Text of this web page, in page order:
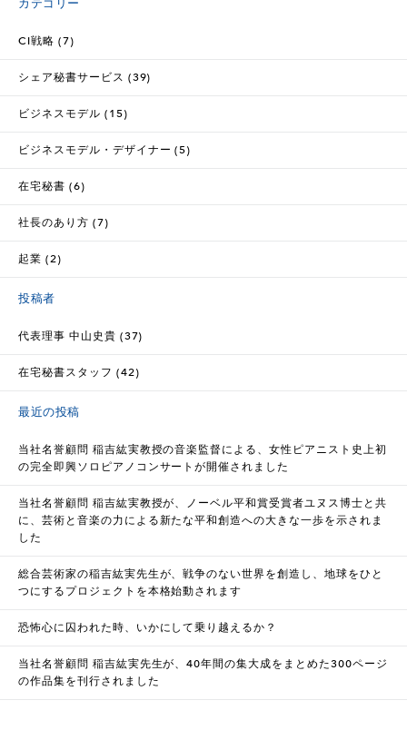
カテゴリー
CI戦略 (7)
シェア秘書サービス (39)
ビジネスモデル (15)
ビジネスモデル・デザイナー (5)
在宅秘書 (6)
社長のあり方 (7)
起業 (2)
投稿者
代表理事 中山史貴 (37)
在宅秘書スタッフ (42)
最近の投稿
当社名誉顧問 稲吉紘実教授の音楽監督による、女性ピアニスト史上初
の完全即興ソロピアノコンサートが開催されました
当社名誉顧問 稲吉紘実教授が、ノーベル平和賞受賞者ユヌス博士と共
に、芸術と音楽の力による新たな平和創造への大きな一歩を示されま
した
総合芸術家の稲吉紘実先生が、戦争のない世界を創造し、地球をひと
つにするプロジェクトを本格始動されます
恐怖心に囚われた時、いかにして乗り越えるか？
当社名誉顧問 稲吉紘実先生が、40年間の集大成をまとめた300ページ
の作品集を刊行されました